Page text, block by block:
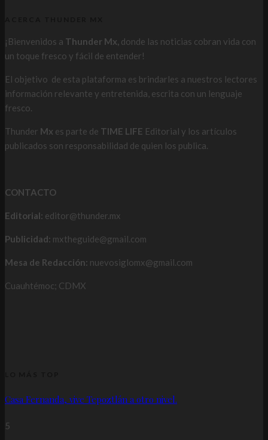
¡Bienvenidos a Thunder Mx, donde las noticias cobran vida con
un toque fresco y fácil de entender!
El objetivo de esta plataforma es brindarles a nuestros lectores
información relevante y entretenida, escrita con un lenguaje
fresco.
Thunder Mx es parte de TIME LIFE Editorial y los artículos
publicados son responsabilidad de quien los publica.
CONTACTO
Editorial: editor@thunder.mx
Publicidad: mxtheguide@gmail.com
Mesa de Redacción: nuevosiglomx@gmail.com
Cuauhtémoc; CDMX
Casa Fernanda, vive Tepoztlán a otro nivel.
5